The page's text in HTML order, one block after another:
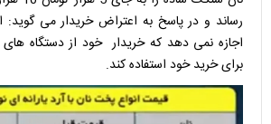
رساند و در پاسخ به اعتراض خریدار می گوید:
اجازه نمی دهد که خریدار خود از دستگاه
برای خرید خود استفاده کند.